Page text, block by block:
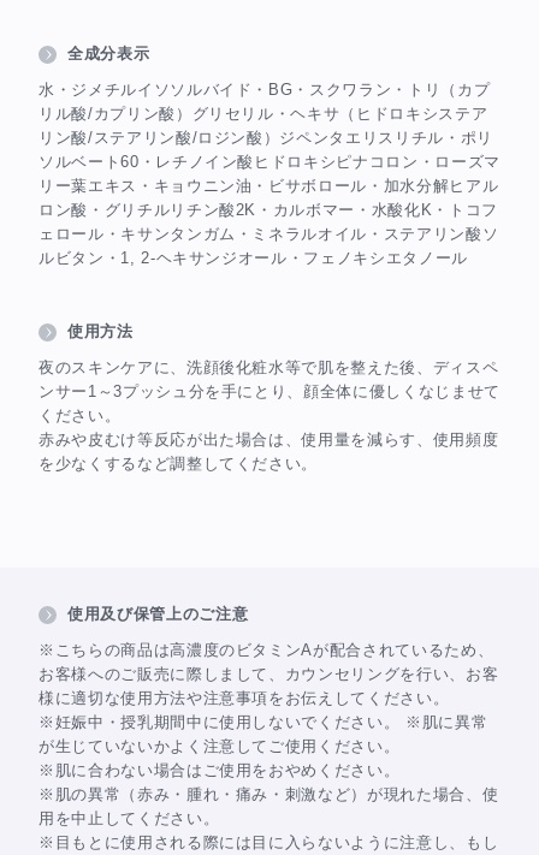
全成分表示
水・ジメチルイソソルバイド・BG・スクワラン・トリ（カプ
リル酸/カプリン酸）グリセリル・ヘキサ（ヒドロキシステア
リン酸/ステアリン酸/ロジン酸）ジペンタエリスリチル・ポリ
ソルベート60・レチノイン酸ヒドロキシピナコロン・ローズマ
リー葉エキス・キョウニン油・ビサボロール・加水分解ヒアル
ロン酸・グリチルリチン酸2K・カルボマー・水酸化K・トコフ
ェロール・キサンタンガム・ミネラルオイル・ステアリン酸ソ
ルビタン・1, 2-ヘキサンジオール・フェノキシエタノール
使用方法
夜のスキンケアに、洗顔後化粧水等で肌を整えた後、ディスペ
ンサー1～3プッシュ分を手にとり、顔全体に優しくなじませて
ください。
赤みや皮むけ等反応が出た場合は、使用量を減らす、使用頻度
を少なくするなど調整してください。
使用及び保管上のご注意
※こちらの商品は高濃度のビタミンAが配合されているため、
お客様へのご販売に際しまして、カウンセリングを行い、お客
様に適切な使用方法や注意事項をお伝えしてください。
※妊娠中・授乳期間中に使用しないでください。 ※肌に異常
が生じていないかよく注意してご使用ください。
※肌に合わない場合はご使用をおやめください。
※肌の異常（赤み・腫れ・痛み・刺激など）が現れた場合、使
用を中止してください。
※目もとに使用される際には目に入らないように注意し、もし